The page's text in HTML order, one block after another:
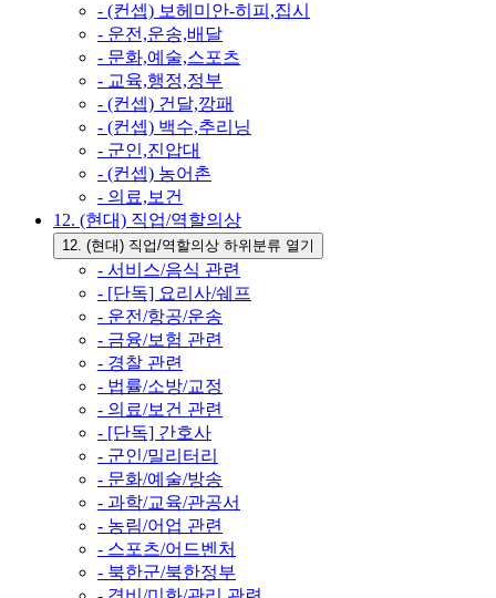
- (컨셉) 보헤미안-히피,집시
- 운전,운송,배달
- 문화,예술,스포츠
- 교육,행정,정부
- (컨셉) 건달,깡패
- (컨셉) 백수,추리닝
- 군인,진압대
- (컨셉) 농어촌
- 의료,보건
12. (현대) 직업/역할의상
12. (현대) 직업/역할의상 하위분류 열기
- 서비스/음식 관련
- [단독] 요리사/쉐프
- 운전/항공/운송
- 금융/보험 관련
- 경찰 관련
- 법률/소방/교정
- 의료/보건 관련
- [단독] 간호사
- 군인/밀리터리
- 문화/예술/방송
- 과학/교육/관공서
- 농림/어업 관련
- 스포츠/어드벤처
- 북한군/북한정부